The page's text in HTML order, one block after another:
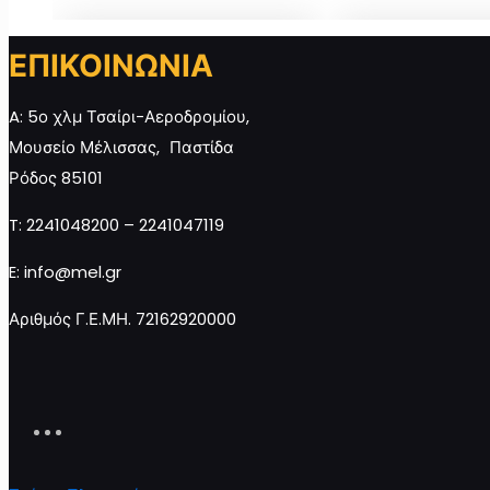
Μέλι Πεύκο Ρόδου 950γρ.
ποσότητα
ΕΠΙΚΟΙΝΩΝΙΑ
A: 5ο χλμ Τσαίρι-Αεροδρομίου,
Μουσείο Μέλισσας, Παστίδα
Ρόδος 85101
T: 2241048200 – 2241047119
E: info@mel.gr
Αριθμός Γ.Ε.ΜΗ. 72162920000